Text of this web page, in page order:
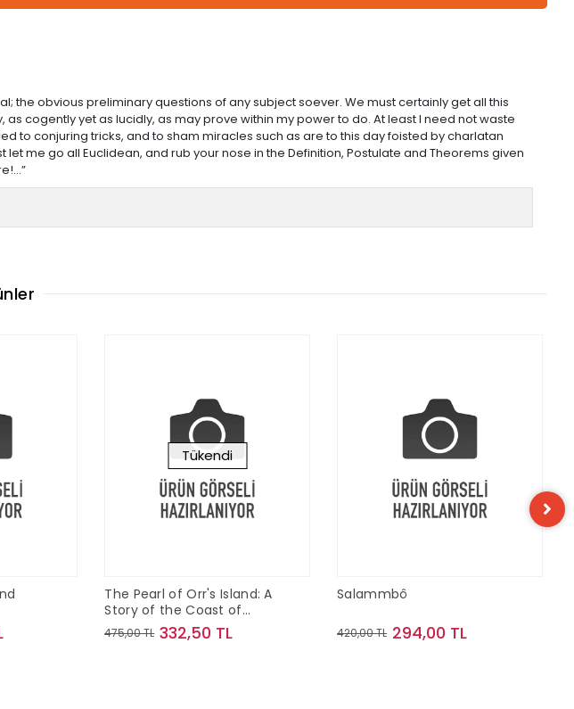
the obvious preliminary questions of any subject soever. We must certainly get all this
cogently yet as lucidly, as may prove within my power to do. At least I need not waste
to conjuring tricks, and to sham miracles such as are to this day foisted by charlatan
me go all Euclidean, and rub your nose in the Definition, Postulate and Theorems given
Tükendi
The Pearl of Orr's Island: A
Story of the Coast of
Maine
475,00 TL 332,50 TL
Salammbô
420,00 TL 294,00 TL